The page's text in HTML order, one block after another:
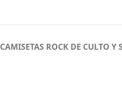
CAMISETAS ROCK DE CULTO Y